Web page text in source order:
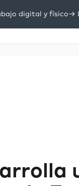
digital y físico->